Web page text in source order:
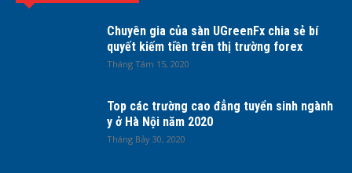
Chuyên gia của sàn UGreenFx chia sẻ bí
quyết kiếm tiền trên thị trường forex
Tháng Tám 15, 2020
Top các trường cao đẳng tuyển sinh ngành
y ở Hà Nội năm 2020
Tháng Bảy 30, 2020